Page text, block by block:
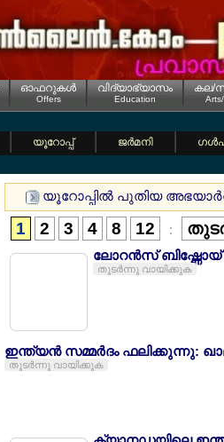
ഓഫറുകള്‍
Offers
വിദ്യാഭ്യാസം
Education
കല/
യൂറോപ്പ് ജര്‍മനി
യൂറോപ്പില്‍ പുതിയ
1 2 3 4 8 12 :
ലോറന്‍സ്
തുടര്‍ന്നു വായിക്കുക
ഇന്ത്യന്‍ സമ്മര്‍ദം ഫലിക്കുന്നു:
തുടര്‍ന്നു വായിക്കുക